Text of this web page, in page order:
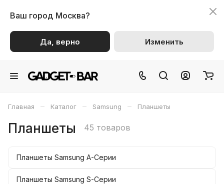
Ваш город Москва?
Да, верно Изменить
Главная – Каталог – Samsung – Планшеты
Планшеты 45 товаров
Планшеты Samsung A-Серии
Планшеты Samsung S-Серии